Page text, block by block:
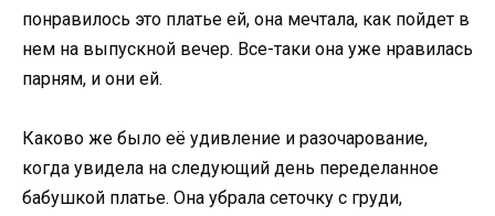
понравилось это платье ей, она мечтала, как пойдет в
нем на выпускной вечер. Все-таки она уже нравилась
парням, и они ей.
Каково же было её удивление и разочарование,
когда увидела на следующий день переделанное
бабушкой платье. Она убрала сеточку с груди,